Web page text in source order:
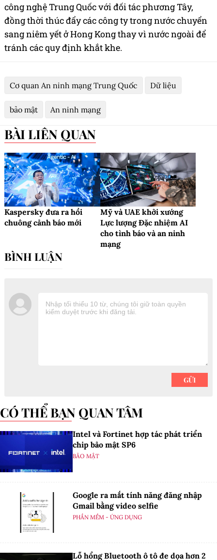
công nghệ Trung Quốc với đối tác phương Tây,
đồng thời thúc đẩy các công ty trong nước chuyển
sang niêm yết ở Hong Kong thay vì nước ngoài để
tránh các quy định khắt khe.
Cơ quan An ninh mạng Trung Quốc Dữ liệu
bảo mật An ninh mạng
BÀI LIÊN QUAN
Kaspersky đưa ra hồi
chuông cảnh báo mới
Mỹ và UAE khởi xướng
Lực lượng Đặc nhiệm AI
cho tình báo và an ninh
mạng
CÓ THỂ BẠN QUAN TÂM
Intel và Fortinet hợp tác phát triển
chip bảo mật SP6
BẢO MẬT
Google ra mắt tính năng đăng nhập
Gmail bằng video selfie
PHẦN MỀM - ỨNG DỤNG
Lỗ hổng Bluetooth ô tô đe dọa hơn 2